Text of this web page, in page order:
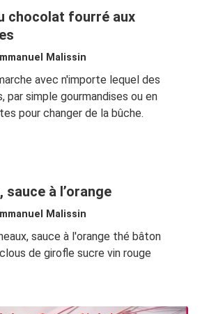
chocolat fourré aux
Malissin
avec n'importe lequel des
par simple gourmandises ou en
pour changer de la bûche.
sauce à l’orange
Malissin
sauce à l'orange thé bâton
de girofle sucre vin rouge